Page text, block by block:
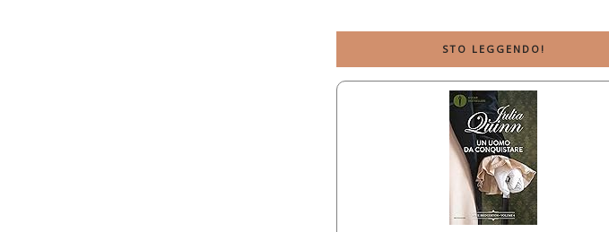
STO LEGGENDO!